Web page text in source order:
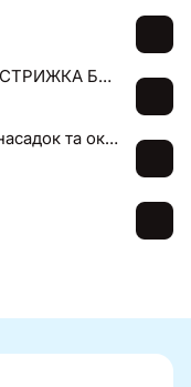
КОМПЛЕКС (ЧОЛОВІЧА СТРИЖКА, СТРИЖКА БОРОДИ
СТРИЖКА ПІД НАСАДКУ декілька насадок та окантування